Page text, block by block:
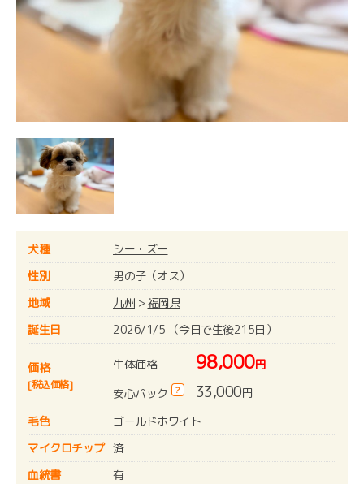
犬種
シー・ズー
性別
男の子（オス）
地域
九州 > 福岡県
誕生日
2026/1/5 （今日で生後215日）
価格
[税込価格]
生体価格 98,000円
安心パック
? 33,000円
毛色
ゴールドホワイト
マイクロチップ 済
血統書
有